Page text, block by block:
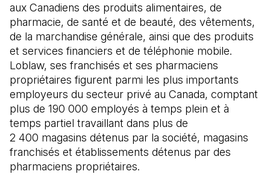
aux Canadiens des produits alimentaires, de
pharmacie, de santé et de beauté, des vêtements,
de la marchandise générale, ainsi que des produits
et services financiers et de téléphonie mobile.
Loblaw, ses franchisés et ses pharmaciens
propriétaires figurent parmi les plus importants
employeurs du secteur privé au Canada, comptant
plus de 190 000 employés à temps plein et à
temps partiel travaillant dans plus de
2 400 magasins détenus par la société, magasins
franchisés et établissements détenus par des
pharmaciens propriétaires.